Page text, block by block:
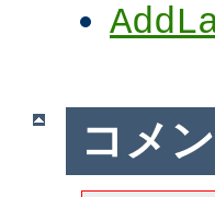
コメ